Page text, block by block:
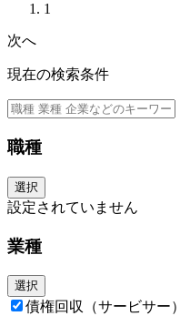
1
次へ
現在の検索条件
職種
選択
設定されていません
業種
選択
債権回収（サービサー）